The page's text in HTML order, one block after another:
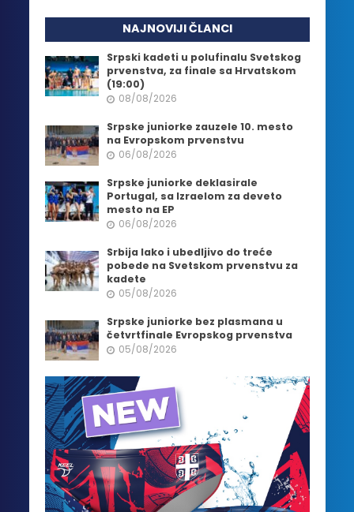
NAJNOVIJI ČLANCI
Srpski kadeti u polufinalu Svetskog
prvenstva, za finale sa Hrvatskom
(19:00)
08/08/2026
Srpske juniorke zauzele 10. mesto
na Evropskom prvenstvu
06/08/2026
Srpske juniorke deklasirale
Portugal, sa Izraelom za deveto
mesto na EP
06/08/2026
Srbija lako i ubedljivo do treće
pobede na Svetskom prvenstvu za
kadete
05/08/2026
Srpske juniorke bez plasmana u
četvrtfinale Evropskog prvenstva
05/08/2026